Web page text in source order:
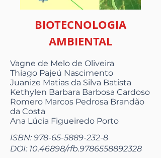
BIOTECNOLOGIA
AMBIENTAL
Vagne de Melo de Oliveira
Thiago Pajeú Nascimento
Juanize Matias da Silva Batista
Kethylen Barbara Barbosa Cardoso
Romero Marcos Pedrosa Brandão
da Costa
Ana Lúcia Figueiredo Porto
ISBN:978-65-5889-232-8
DOI: 10.46898/rfb.9786558892328